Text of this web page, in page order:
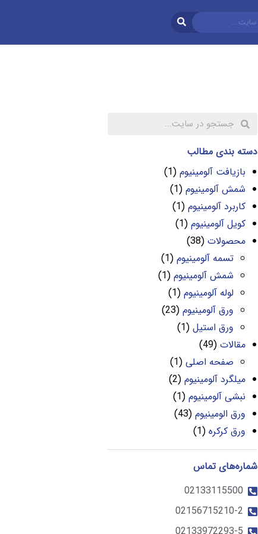
دسته بندی مطالب
بازیافت آلومینیوم (1)
شمش آلومینیوم (1)
کاربرد آلومینیوم (1)
کویل آلومینیوم (1)
محصولات (38)
تسمه آلومینیوم (1)
شمش آلومینیوم (1)
لوله آلومینیوم (1)
ورق آلومینیوم (23)
ورق استیل (1)
مقالات (49)
صفحه اصلی (1)
میلگرد آلومینیوم (2)
نبشی آلومینیوم (1)
ورق الومینیوم (43)
ورق کرکره (1)
شماره‌های تماس
02133115500
02156715210-2